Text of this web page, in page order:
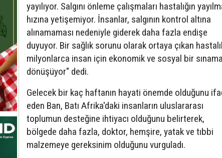
yayılıyor. Salgını önleme çalışmaları hastalığın
hızına yetişemiyor. İnsanlar, salgının kontrol altına
alınamaması nedeniyle giderek daha fazla endişe
duyuyor. Bir sağlık sorunu olarak ortaya çıkan
milyonlarca insan için ekonomik ve sosyal bir
dönüşüyor" dedi.
Gelecek bir kaç haftanın hayati önemde olduğunu
eden Ban, Batı Afrika'daki insanların uluslararası
toplumun desteğine ihtiyacı olduğunu belirterek,
bölgede daha fazla, doktor, hemşire, yatak ve tıbbi
malzemeye gereksinim olduğunu vurguladı.